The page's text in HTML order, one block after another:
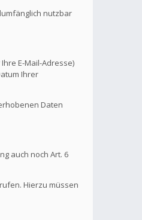
nutzbar
E-Mail-Adresse)
Ihrer
Daten
auch noch Art. 6
Hierzu müssen